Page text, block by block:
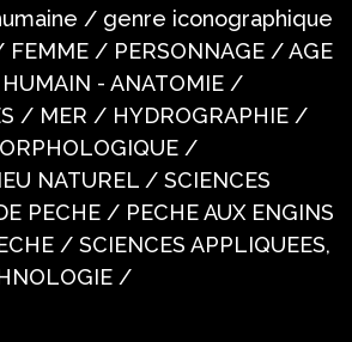
/ genre iconographique
/ PERSONNAGE / AGE
HUMAIN - ANATOMIE /
/ MER / HYDROGRAPHIE /
/
NATUREL / SCIENCES
PECHE / PECHE AUX ENGINS
/ SCIENCES APPLIQUEES,
/